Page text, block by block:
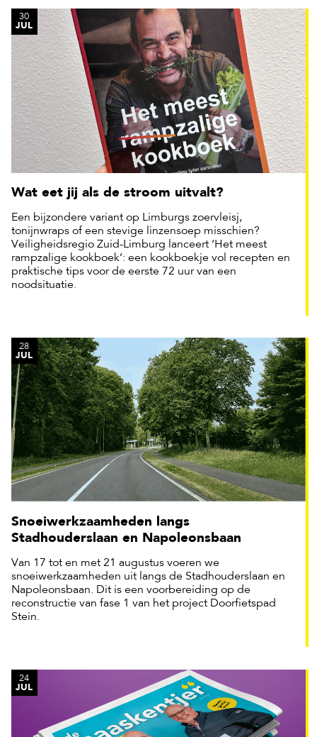
Wat eet jij als de stroom uitvalt?
30
JUL
Een bijzondere variant op Limburgs zoervleisj,
tonijnwraps of een stevige linzensoep misschien?
Veiligheidsregio Zuid-Limburg lanceert ‘Het meest
rampzalige kookboek’: een kookboekje vol recepten en
praktische tips voor de eerste 72 uur van een
noodsituatie.
Snoeiwerkzaamheden langs
Stadhouderslaan en Napoleonsbaan
28
JUL
Van 17 tot en met 21 augustus voeren we
snoeiwerkzaamheden uit langs de Stadhouderslaan en
Napoleonsbaan. Dit is een voorbereiding op de
reconstructie van fase 1 van het project Doorfietspad
Stein.
24
JUL